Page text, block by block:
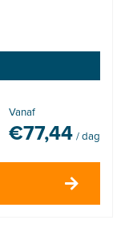
Vanaf
€77,44 / dag